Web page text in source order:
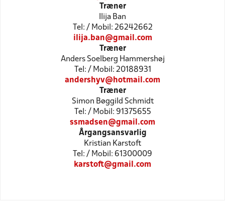
Træner
Ilija Ban
Tel: / Mobil: 26242662
ilija.ban@gmail.com
Træner
Anders Soelberg Hammershøj
Tel: / Mobil: 20188931
andershyv@hotmail.com
Træner
Simon Bøggild Schmidt
Tel: / Mobil: 91375655
ssmadsen@gmail.com
Årgangsansvarlig
Kristian Karstoft
Tel: / Mobil: 61300009
karstoft@gmail.com